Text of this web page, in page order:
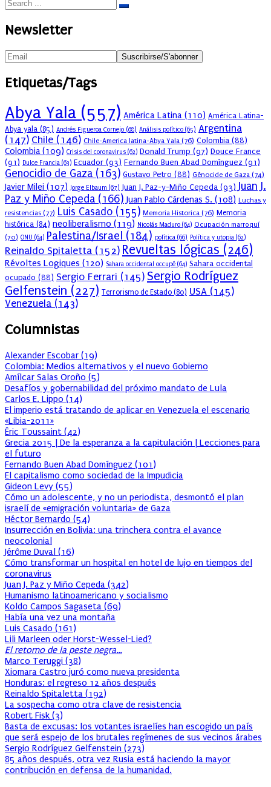
Newsletter
Etiquetas/Tags
Abya Yala (557) América Latina (110) América Latina-
Abya yala (85) Andrés Figueroa Cornejo (68) Análisis político (65) Argentina
(147) Chile (146) Chile-America latina-Abya Yala (76) Colombia (88)
Colombia(109) Crisis del coronavirus (62) Donald Trump (97) Douce France
(91) Dulce Francia (63) Ecuador (93) Fernando Buen Abad Domínguez (91)
Genocidio de Gaza (163) Gustavo Petro (88) Génocide de Gaza (74)
Javier Milei (107) Jorge Elbaum (67) Juan J. Paz-y-Miño Cepeda (93) Juan J.
Paz y Miño Cepeda (166) Juan Pablo Cárdenas S. (108) Luchas y
resistencias (77) Luis Casado (155) Memoria Historica (76) Memoria
histórica (84) neoliberalismo (119) Nicolás Maduro (64) Ocupación marroquí
(70) ONU (64) Palestina/Israel (184) política (66) Política y utopia (62)
Reinaldo Spitaletta (152) Revueltas lógicas (246)
Révoltes Logiques (120) Sahara occidental occupé (64) Sahara occidental
ocupado (88) Sergio Ferrari (145) Sergio Rodríguez
Gelfenstein (227) Terrorismo de Estado (80) USA (145)
Venezuela (143)
Columnistas
Alexander Escobar (19)
Colombia: Medios alternativos y el nuevo Gobierno
Amílcar Salas Oroño (5)
Desafíos y gobernabilidad del próximo mandato de Lula
Carlos E. Lippo (14)
El imperio está tratando de aplicar en Venezuela el escenario
«Libia-2011»
Éric Toussaint (42)
Grecia 2015 | De la esperanza a la capitulación | Lecciones para
el futuro
Fernando Buen Abad Domínguez (101)
El capitalismo como sociedad de la Impudicia
Gideon Levy (55)
Cómo un adolescente, y no un periodista, desmontó el plan
israelí de «emigración voluntaria» de Gaza
Héctor Bernardo (54)
Insurrección en Bolivia: una trinchera contra el avance
neocolonial
Jérôme Duval (16)
Cómo transformar un hospital en hotel de lujo en tiempos del
coronavirus
Juan J. Paz y Miño Cepeda (342)
Humanismo latinoamericano y socialismo
Koldo Campos Sagaseta (69)
Había una vez una montaña
Luis Casado (161)
Lili Marleen oder Horst-Wessel-Lied?
El retorno de la peste negra…
Marco Teruggi (38)
Xiomara Castro juró como nueva presidenta
Honduras: el regreso 12 años después
Reinaldo Spitaletta (192)
La sospecha como otra clave de resistencia
Robert Fisk (3)
Basta de excusas: los votantes israelíes han escogido un país
que será espejo de los brutales regímenes de sus vecinos árabes
Sergio Rodríguez Gelfenstein (273)
85 años después, otra vez Rusia está haciendo la mayor
contribución en defensa de la humanidad.